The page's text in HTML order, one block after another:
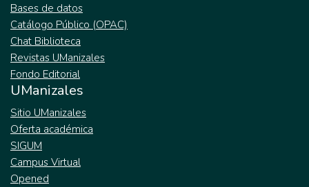
Bases de datos
Catálogo Público (OPAC)
Chat Biblioteca
Revistas UManizales
Fondo Editorial
UManizales
Sitio UManizales
Oferta académica
SIGUM
Campus Virtual
Opened